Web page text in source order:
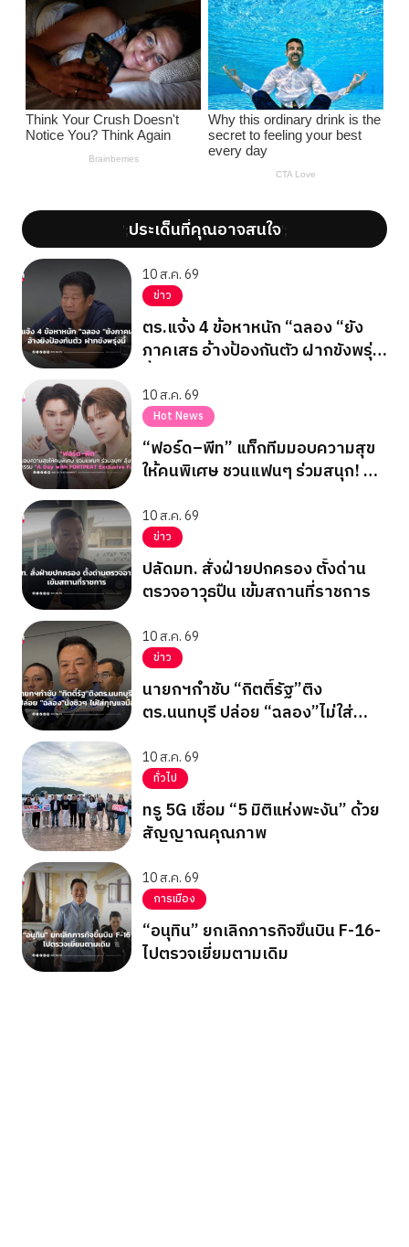
';ประเด็นที่คุณอาจสนใจ';
10 ส.ค. 69
ข่าว
ตร.แจ้ง 4 ข้อหาหนัก “ฉลอง “ยัง
ภาคเสธ อ้างป้องกันตัว ฝากขังพรุ่ง
10 ส.ค. 69
Hot News
“ฟอร์ด–พีท” แท็กทีมมอบความสุข
ให้คนพิเศษ ชวนแฟนๆ ร่วมสนุก! ลุ้น
FORTPEAT Exclusive Fan Meet”
10 ส.ค. 69
ข่าว
ปลัดมท. สั่งฝ่ายปกครอง ตั้งด่าน
ตรวจอาวุธปืน เข้มสถานที่ราชการ
10 ส.ค. 69
ข่าว
นายกฯกำชับ “กิตติ์รัฐ”ติง
ตร.นนทบุรี ปล่อย “ฉลอง”ไม่ใส่
10 ส.ค. 69
ทั่วไป
ทรู 5G เชื่อม “5 มิติแห่งพะงัน” ด้วย
สัญญาณคุณภาพ
10 ส.ค. 69
การเมือง
“อนุทิน” ยกเลิกภารกิจขึ้นบิน F-16-
ไปตรวจเยี่ยมตามเดิม